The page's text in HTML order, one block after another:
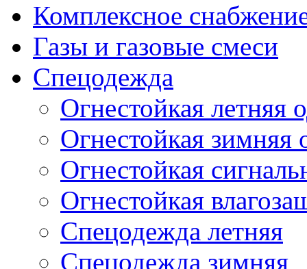
Комплексное
Газы и газовые смеси
Спецодежда
Огнестойкая летняя
Огнестойкая зимняя
Огнестойкая
Огнестойкая
Спецодежда летняя
Спецодежда зимняя